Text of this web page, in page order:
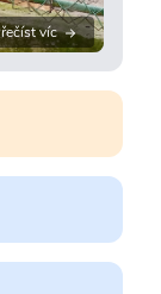
víc